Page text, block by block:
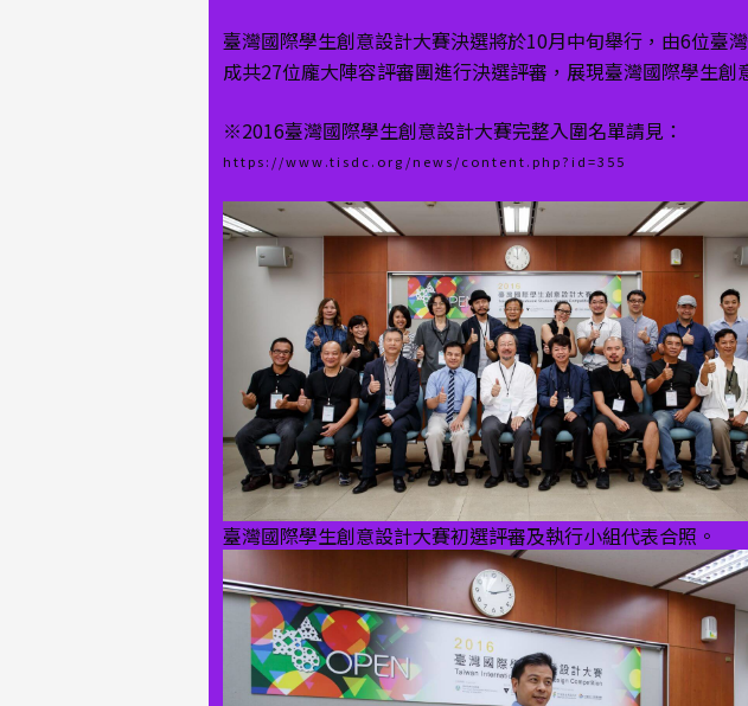
臺灣國際學生創意設計大賽決選將於10月中旬舉行，由6位臺
成共27位龐大陣容評審團進行決選評審，展現臺灣國際學生
※2016臺灣國際學生創意設計大賽完整入圍名單請見：
https://www.tisdc.org/news/content.php?id=355
臺灣國際學生創意設計大賽初選評審及執行小組代表合照。